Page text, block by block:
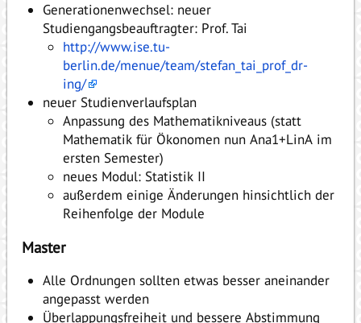
Generationenwechsel: neuer
Studiengangsbeauftragter: Prof. Tai
http://www.ise.tu-
berlin.de/menue/team/stefan_tai_prof_dr-
ing/
neuer Studienverlaufsplan
Anpassung des Mathematikniveaus (statt
Mathematik für Ökonomen nun Ana1+LinA im
ersten Semester)
neues Modul: Statistik II
außerdem einige Änderungen hinsichtlich der
Reihenfolge der Module
Master
Alle Ordnungen sollten etwas besser aneinander
angepasst werden
Überlappungsfreiheit und bessere Abstimmung